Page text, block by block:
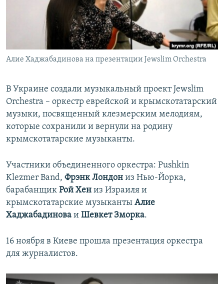
ПОБЕДИТЕЛЕЙ НЕ СУДЯТ?
КРЫМ.НЕПОКОРЕННЫЙ
УКРАИНСКАЯ ПРОБЛЕМА КРЫМА
ПРИСОЕДИНЯЙТЕСЬ!
Алие Хаджабадинова на презентации Jewslim Orchestra
В Украине создали музыкальный проект Jewslim
Orchestra – оркестр еврейской и крымскотатарский
музыки, посвященный клезмерским мелодиям,
которые сохранили и вернули на родину
крымскотатарские музыканты.
Участники объединенного оркестра: Pushkin
Klezmer Band, Фрэнк Лондон из Нью-Йорка,
барабанщик Рой Хен из Израиля и
крымскотатарские музыканты Алие
Хаджабадинова и Шевкет Зморка.
16 ноября в Киеве прошла презентация оркестра
для журналистов.